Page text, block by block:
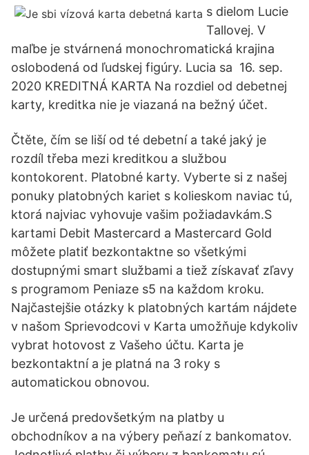
s dielom Lucie
Tallovej. V
maľbe je stvárnená monochromatická krajina
oslobodená od ľudskej figúry. Lucia sa 16. sep.
2020 KREDITNÁ KARTA Na rozdiel od debetnej
karty, kreditka nie je viazaná na bežný účet.
Čtěte, čím se liší od té debetní a také jaký je
rozdíl třeba mezi kreditkou a službou
kontokorent. Platobné karty. Vyberte si z našej
ponuky platobných kariet s kolieskom naviac tú,
ktorá najviac vyhovuje vašim požiadavkám.S
kartami Debit Mastercard a Mastercard Gold
môžete platiť bezkontaktne so všetkými
dostupnými smart službami a tiež získavať zľavy
s programom Peniaze s5 na každom kroku.
Najčastejšie otázky k platobných kartám nájdete
v našom Sprievodcovi v Karta umožňuje kdykoliv
vybrat hotovost z Vašeho účtu. Karta je
bezkontaktní a je platná na 3 roky s
automatickou obnovou.
Je určená predovšetkým na platby u
obchodníkov a na výbery peňazí z bankomatov.